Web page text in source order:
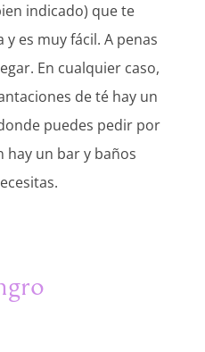
indicado) que te
y es muy fácil. A penas
En cualquier caso,
de té hay un
puedes pedir por
hay un bar y baños